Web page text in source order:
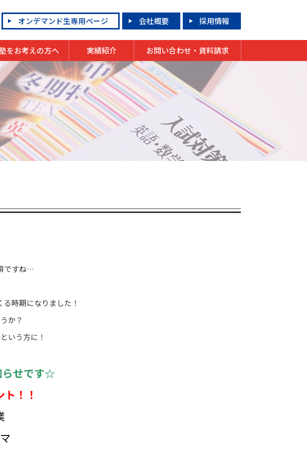
オンデマンド生専用ページ 会社概要 採用情報
をお考えの方へ
別指導の体験授業
会までの流れ
間イベント
引制度
くあるご質問
実績紹介
合格実績
模試実績
成績上昇者
祝合格！先輩からのメッセージ
お問い合わせ・資料請求
ですね…
時期になりました！
か？
いう方に！
らせです☆
！！